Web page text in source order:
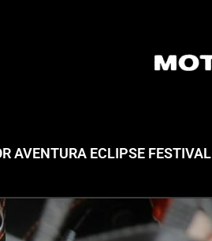
AVENTURA ECLIPSE FESTIVAL